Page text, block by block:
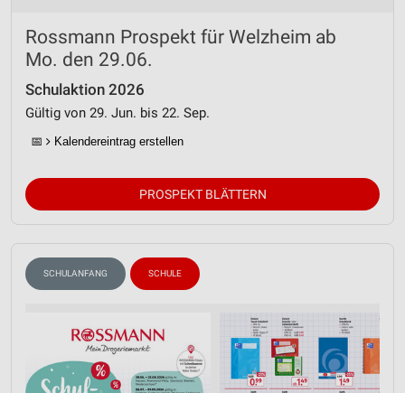
Rossmann Prospekt für Welzheim ab
Mo. den 29.06.
Schulaktion 2026
Gültig von 29. Jun. bis 22. Sep.
📅 Kalendereintrag erstellen
PROSPEKT BLÄTTERN
SCHULANFANG SCHULE